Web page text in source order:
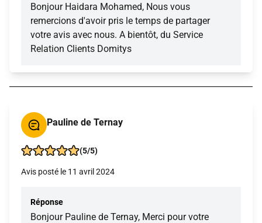
Bonjour Haidara Mohamed, Nous vous
remercions d'avoir pris le temps de partager
votre avis avec nous. A bientôt, du Service
Relation Clients Domitys
Pauline de Ternay
(5/5)
Avis posté le 11 avril 2024
Réponse
Bonjour Pauline de Ternay, Merci pour votre